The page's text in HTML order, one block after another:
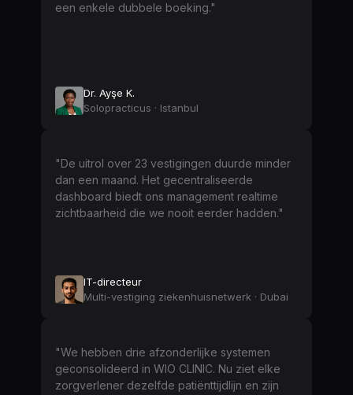
een enkele dubbele boeking."
Dr. Ayşe K.
Solopracticus · Istanbul
"De uitrol over 23 vestigingen duurde minder
dan een maand. Het gecentraliseerde
dashboard biedt ons management realtime
zichtbaarheid die we nooit eerder hadden."
IT-directeur
Multi-vestiging ziekenhuisnetwerk · Dubai
"We hebben drie afzonderlijke systemen
geconsolideerd in WIO CLINIC. Nu ziet elke
zorgverlener dezelfde patiënttijdlijn en zijn